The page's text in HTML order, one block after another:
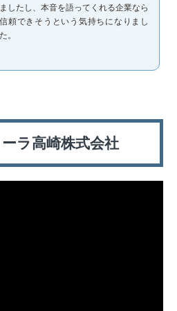
ましたし、本音を語ってくれる企業なら
信頼できそうという気持ちになりまし
た。
ラ高崎株式会社